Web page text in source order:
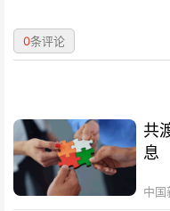
0条评论
共
息
中国